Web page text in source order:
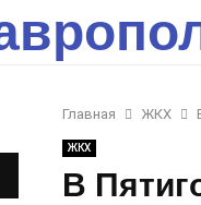
Главная ЖКХ
ЖКХ
В